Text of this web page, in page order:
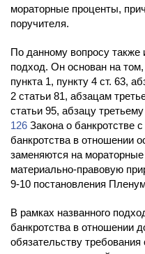
мораторные проценты,
поручителя.
По данному вопросу также
подход. Он основан на
пункта 1, пункту 4 ст. 63,
2 статьи 81, абзацам
статьи 95, абзацу третьему
126 Закона о банкротстве
банкротства в отношении
заменяются на
материально-правовую
9-10 постановления
В рамках названного
банкротства в отношении
обязательству